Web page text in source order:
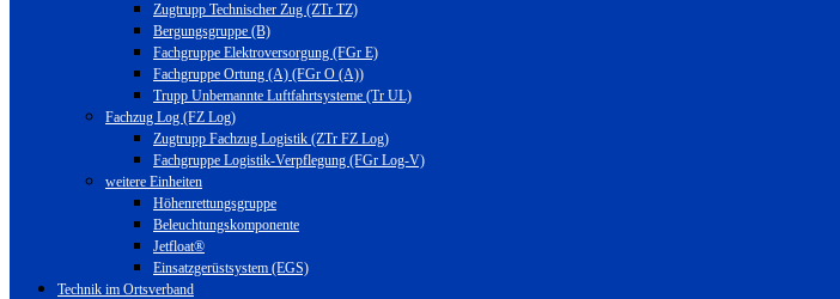
Zugtrupp Technischer Zug (ZTr TZ)
Bergungsgruppe (B)
Fachgruppe Elektroversorgung (FGr E)
Fachgruppe Ortung (A) (FGr O (A))
Trupp Unbemannte Luftfahrtsysteme (Tr UL)
Fachzug Log (FZ Log)
Zugtrupp Fachzug Logistik (ZTr FZ Log)
Fachgruppe Logistik-Verpflegung (FGr Log-V)
weitere Einheiten
Höhenrettungsgruppe
Beleuchtungskomponente
Jetfloat®
Einsatzgerüstsystem (EGS)
Technik im Ortsverband